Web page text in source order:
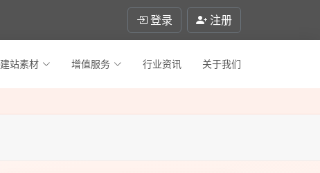
登录 注册
建站素材 增值服务 行业资讯 关于我们